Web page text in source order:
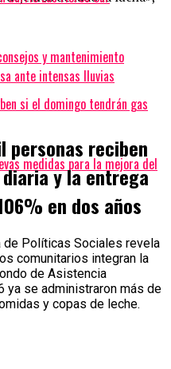
si el domingo tendrán gas
medidas para la mejora del
y mantenimiento
ante intensas lluvias
personas reciben
y la entrega
en dos años
de Políticas Sociales revela
comunitarios integran la
de Asistencia
ya se administraron más de
y copas de leche.